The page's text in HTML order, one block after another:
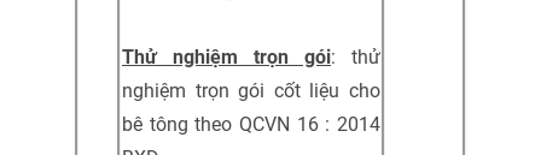
Thử nghiệm trọn gói: thử
nghiệm trọn gói cốt liệu cho
bê tông theo QCVN 16 : 2014